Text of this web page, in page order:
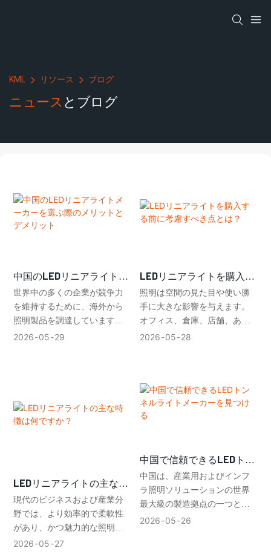
KML リソース ブログ
ニュース とブログ
中国のLEDリニアライトメ
ーカーを選ぶ際のメリット
とデメリット
世界中の多くの企業が競争力
を維持するために、海外から
照明製品を調達しています。
その中でも人気のある選択肢
も高いため、商業ビル、店
舗、倉庫などで広く使用され
2026 05 29
LEDリニアライトを購入す
る前に考慮すべき点とは？
照明は空間の見た目や使い勝
手に大きな影響を与えます。
オフィス、倉庫、店舗、ある
いは住宅であっても、適切な
効率を高めるのに役立ちま
す。LEDリニアライトは、スリ
ムで省エネ、そしてモダンな
2026 05 28
LEDリニアライトの主な特
徴は何ですか？
現代のビジネスおよび産業分
野では、より効率的で柔軟性
があり、かつ魅力的な照明シ
ステムが求められています。
2026 05 27
中国で信頼できるLEDトン
ネルライトメーカーを見つ
ける
中国は、産業用およびインフ
ラ照明ソリューションの世界
最大級の製造拠点の一つとし
て台頭してきました。信頼で
2026 05 26